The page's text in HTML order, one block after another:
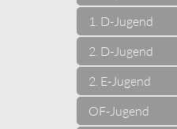
1. D-Jugend
2. D-Jugend
2. E-Jugend
OF-Jugend